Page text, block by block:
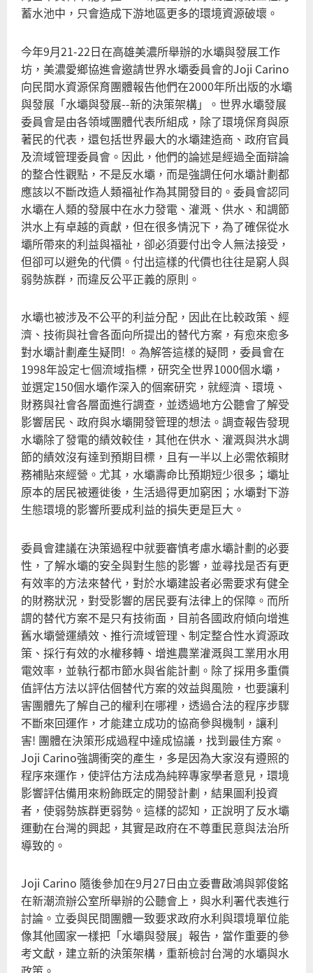
蓄水池中，只會造成下游地區更多的環境資源破壞。
今年9月21-22日在高雄美濃所舉辦的水壩與發展工作
坊，美濃愛鄉協進會邀請世界水壩委員會的Joji Carino
向民間水資源保育團體報告他們在2000年所出版的水壩
與發展「水壩與發展--新的決策架構」。世界水壩發展
委員會是由各領域團體代表所組成，除了環境保育與原
著民的代表，還包括世界最大的水壩建造商、政府官員
及流域管理委員會。因此，他們的論述是經過全面辯論
的整合性觀點，不是反水壩，而是強調任何水壩計劃都
應該以不斷改造人類福祉作為其開發目的。委員會認同
水壩在人類的發展中在水力發電、灌溉、供水、和調節
洪水上有卓越的貢獻，但在很多情況下，為了確保從水
壩所帶來的利益與福祉，卻必須要付出令人無法接受，
但卻可以避免的代價。付出這樣的代價也往往是窮人與
弱勢族群，而違反公平正義的原則。
水壩也被涉及不公平的利益分配，因此在比較政策、經
濟、技術與社會各面向所提出的替代方案，有愈來愈多
對水壩計劃產生疑問! 。為解答這樣的疑問，委員會在
1998年設定七個流域指標，研究全世界1000個水壩，
並選定150個水壩作深入的個案研究，就經濟、環境、
財務與社會各層面進行調查，並透過地方公聽會了解受
影響居民、政府與水壩開發管理的想法。調查報告發現
水壩除了發電的績效較佳，其他在供水、灌溉與洪水調
節的績效沒有達到預期目標，且有一半以上必需依賴財
務補貼來經營。尤其，水壩壽命比預期短少很多；壩址
原本的居民被遷徙後，生活過得更加窮困；水壩對下游
生態環境的影響所要成利益的損失更是巨大。
委員會建議在決策過程中就要審慎考慮水壩計劃的必要
性，了解水壩的安全與對生態的影響，並尋找是否有更
有效率的方法來替代，對於水壩建設者必需要求有健全
的財務狀況，對受影響的居民要有法律上的保障。而所
謂的替代方案不是只有技術面，目前各國政府傾向增進
舊水壩營運績效、推行流域管理、制定整合性水資源政
策、採行有效的水權移轉、增進農業灌溉與工業用水用
電效率，並執行都市節水與省能計劃。除了採用多重價
值評估方法以評估個替代方案的效益與風險，也要讓利
害團體先了解自己的權利在哪裡，透過合法的程序步驟
不斷來回運作，才能建立成功的協商參與機制，讓利
害! 團體在決策形成過程中達成協議，找到最佳方案。
Joji Carino強調衝突的產生，多是因為大家沒有遵照的
程序來運作，使評估方法成為純粹專家學者意見，環境
影響評估備用來粉飾既定的開發計劃，結果圖利投資
者，使弱勢族群更弱勢。這樣的認知，正說明了反水壩
運動在台灣的興起，其實是政府在不尊重民意與法治所
導致的。
Joji Carino 隨後參加在9月27日由立委曹啟鴻與郭俊銘
在新潮流辦公室所舉辦的公聽會上，與水利署代表進行
討論。立委與民間團體一致要求政府水利與環境單位能
像其他國家一樣把「水壩與發展」報告，當作重要的參
考文獻，建立新的決策架構，重新檢討台灣的水壩與水